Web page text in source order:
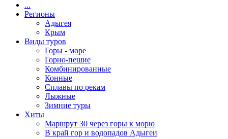
...
Регионы
Адыгея
Крым
Виды туров
Горы - море
Горно-пешие
Комбинированные
Конные
Сплавы по рекам
Лыжные
Зимние туры
Хиты
Маршрут 30 через горы к морю
В край гор и водопадов Адыгеи